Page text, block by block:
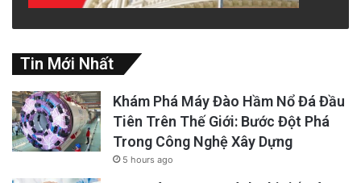
Tin Mới Nhất
Khám Phá Máy Đào Hầm Nổ Đá Đầu
Tiên Trên Thế Giới: Bước Đột Phá
Trong Công Nghệ Xây Dựng
5 hours ago